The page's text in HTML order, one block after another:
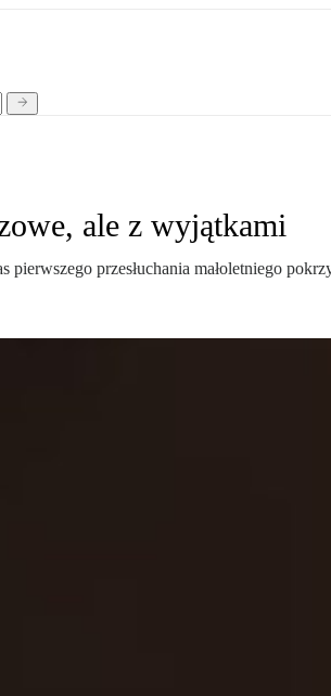
ale z wyjątkami
pierwszego przesłuchania małoletniego